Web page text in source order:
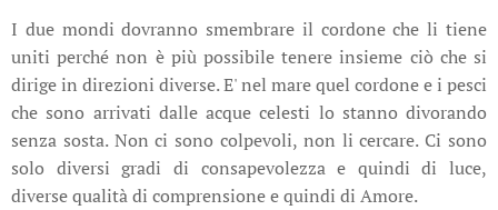
I due mondi dovranno smembrare il cordone che li tiene
uniti perché non è più possibile tenere insieme ciò che si
dirige in direzioni diverse. E' nel mare quel cordone e i pesci
che sono arrivati dalle acque celesti lo stanno divorando
senza sosta. Non ci sono colpevoli, non li cercare. Ci sono
solo diversi gradi di consapevolezza e quindi di luce,
diverse qualità di comprensione e quindi di Amore.